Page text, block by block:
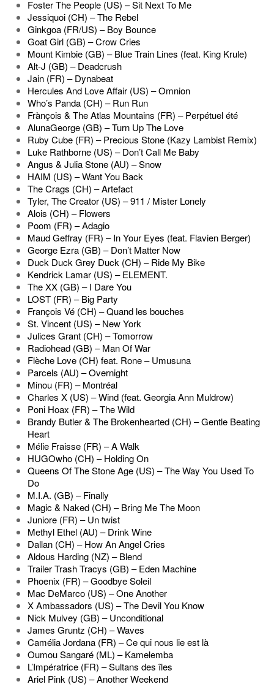
Foster The People (US) – Sit Next To Me
Jessiquoi (CH) – The Rebel
Ginkgoa (FR/US) – Boy Bounce
Goat Girl (GB) – Crow Cries
Mount Kimbie (GB) – Blue Train Lines (feat. King Krule)
Alt-J (GB) – Deadcrush
Jain (FR) – Dynabeat
Hercules And Love Affair (US) – Omnion
Who’s Panda (CH) – Run Run
Frànçois & The Atlas Mountains (FR) – Perpétuel été
AlunaGeorge (GB) – Turn Up The Love
Ruby Cube (FR) – Precious Stone (Kazy Lambist Remix)
Luke Rathborne (US) – Don’t Call Me Baby
Angus & Julia Stone (AU) – Snow
HAIM (US) – Want You Back
The Crags (CH) – Artefact
Tyler, The Creator (US) – 911 / Mister Lonely
Alois (CH) – Flowers
Poom (FR) – Adagio
Maud Geffray (FR) – In Your Eyes (feat. Flavien Berger)
George Ezra (GB) – Don’t Matter Now
Duck Duck Grey Duck (CH) – Ride My Bike
Kendrick Lamar (US) – ELEMENT.
The XX (GB) – I Dare You
LOST (FR) – Big Party
François Vé (CH) – Quand les bouches
St. Vincent (US) – New York
Julices Grant (CH) – Tomorrow
Radiohead (GB) – Man Of War
Flèche Love (CH) feat. Rone – Umusuna
Parcels (AU) – Overnight
Minou (FR) – Montréal
Charles X (US) – Wind (feat. Georgia Ann Muldrow)
Poni Hoax (FR) – The Wild
Brandy Butler & The Brokenhearted (CH) – Gentle Beating
Heart
Mélie Fraisse (FR) – A Walk
HUGOwho (CH) – Holding On
Queens Of The Stone Age (US) – The Way You Used To
Do
M.I.A. (GB) – Finally
Magic & Naked (CH) – Bring Me The Moon
Juniore (FR) – Un twist
Methyl Ethel (AU) – Drink Wine
Dallan (CH) – How An Angel Cries
Aldous Harding (NZ) – Blend
Trailer Trash Tracys (GB) – Eden Machine
Phoenix (FR) – Goodbye Soleil
Mac DeMarco (US) – One Another
X Ambassadors (US) – The Devil You Know
Nick Mulvey (GB) – Unconditional
James Gruntz (CH) – Waves
Camélia Jordana (FR) – Ce qui nous lie est là
Oumou Sangaré (ML) – Kamelemba
L’Impératrice (FR) – Sultans des îles
Ariel Pink (US) – Another Weekend